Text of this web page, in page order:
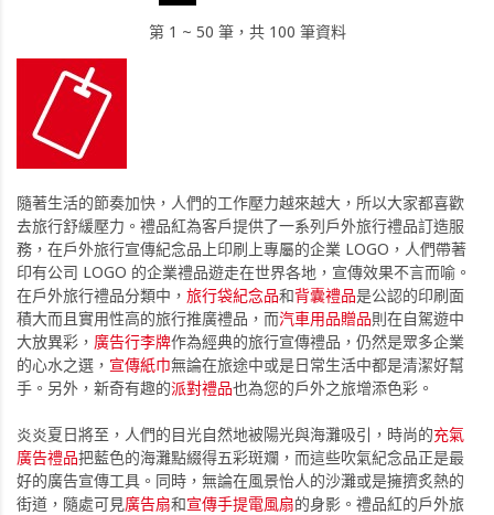
第 1 ~ 50 筆，共 100 筆資料
隨著生活的節奏加快，人們的工作壓力越來越大，所以大家都喜歡
去旅行舒緩壓力。禮品紅為客戶提供了一系列戶外旅行禮品訂造服
務，在戶外旅行宣傳紀念品上印刷上專屬的企業 LOGO，人們帶著
印有公司 LOGO 的企業禮品遊走在世界各地，宣傳效果不言而喻。
在戶外旅行禮品分類中， 旅行袋紀念品和背囊禮品是公認的印刷面
積大而且實用性高的旅行推廣禮品，而汽車用品贈品則在自駕遊中
大放異彩， 廣告行李牌作為經典的旅行宣傳禮品，仍然是眾多企業
的心水之選， 宣傳紙巾無論在旅途中或是日常生活中都是清潔好幫
手。另外，新奇有趣的派對禮品也為您的戶外之旅增添色彩。
炎炎夏日將至，人們的目光自然地被陽光與海灘吸引，時尚的充氣
廣告禮品把藍色的海灘點綴得五彩斑斕，而這些吹氣紀念品正是最
好的廣告宣傳工具。同時，無論在風景怡人的沙灘或是擁擠炙熱的
街道，隨處可見廣告扇和宣傳手提電風扇的身影。禮品紅的戶外旅